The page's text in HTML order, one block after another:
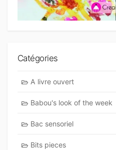
Catégories
A livre ouvert
Babou's look of the week
Bac sensoriel
Bits pieces